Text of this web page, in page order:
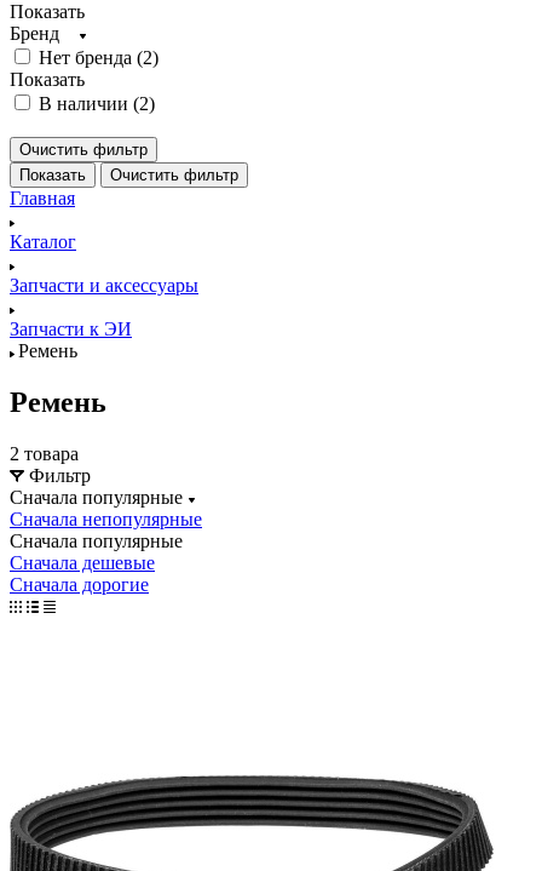
Показать
Бренд
Нет бренда (2)
Показать
В наличии (2)
Очистить фильтр
Показать
Очистить фильтр
Главная
Каталог
Запчасти и аксессуары
Запчасти к ЭИ
Ремень
Ремень
2 товара
Фильтр
Сначала популярные
Сначала непопулярные
Сначала популярные
Сначала дешевые
Сначала дорогие